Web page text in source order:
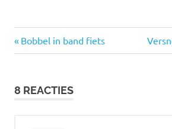
Bericht
Vorige
bericht:
Bobbel in band fiets
8 REACTIES